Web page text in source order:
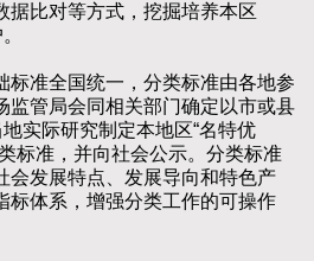
据比对等方式，挖掘培养本区
准全国统一，分类标准由各地参
监管局会同相关部门确定以市或县
实际研究制定本地区“名特优
标准，并向社会公示。分类标准
会发展特点、发展导向和特色产
标体系，增强分类工作的可操作